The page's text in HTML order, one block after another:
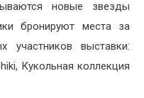
новые звезды
бронируют места за
участников выставки:
Кукольная коллекция